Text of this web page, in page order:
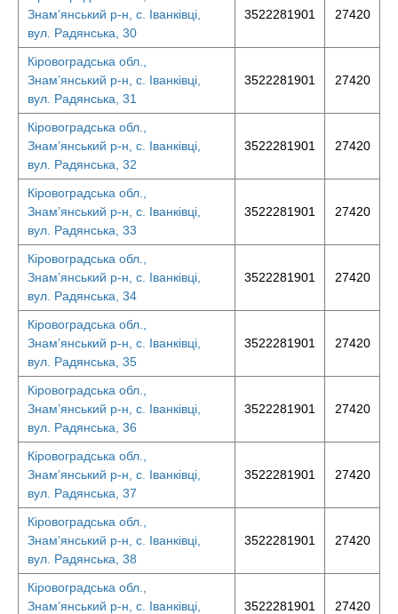
Знам’янський р-н, с. Іванківці,
вул. Радянська, 30
3522281901 27420
Кіровоградська обл.,
Знам’янський р-н, с. Іванківці,
вул. Радянська, 31
3522281901 27420
Кіровоградська обл.,
Знам’янський р-н, с. Іванківці,
вул. Радянська, 32
3522281901 27420
Кіровоградська обл.,
Знам’янський р-н, с. Іванківці,
вул. Радянська, 33
3522281901 27420
Кіровоградська обл.,
Знам’янський р-н, с. Іванківці,
вул. Радянська, 34
3522281901 27420
Кіровоградська обл.,
Знам’янський р-н, с. Іванківці,
вул. Радянська, 35
3522281901 27420
Кіровоградська обл.,
Знам’янський р-н, с. Іванківці,
вул. Радянська, 36
3522281901 27420
Кіровоградська обл.,
Знам’янський р-н, с. Іванківці,
вул. Радянська, 37
3522281901 27420
Кіровоградська обл.,
Знам’янський р-н, с. Іванківці,
вул. Радянська, 38
3522281901 27420
Кіровоградська обл.,
Знам’янський р-н, с. Іванківці,
3522281901 27420